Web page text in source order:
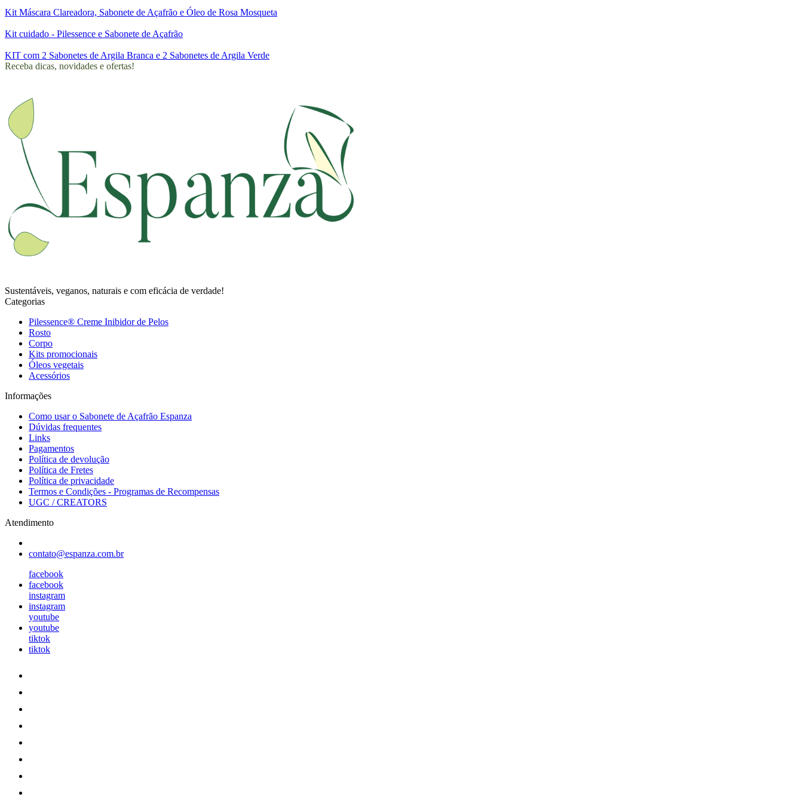
Kit Máscara Clareadora, Sabonete de Açafrão e Óleo de Rosa Mosqueta
Kit cuidado - Pilessence e Sabonete de Açafrão
KIT com 2 Sabonetes de Argila Branca e 2 Sabonetes de Argila Verde
Receba dicas, novidades e ofertas!
Sustentáveis, veganos, naturais e com eficácia de verdade!
Categorias
Pilessence® Creme Inibidor de Pelos
Rosto
Corpo
Kits promocionais
Óleos vegetais
Acessórios
Informações
Como usar o Sabonete de Açafrão Espanza
Dúvidas frequentes
Links
Pagamentos
Política de devolução
Política de Fretes
Política de privacidade
Termos e Condições - Programas de Recompensas
UGC / CREATORS
Atendimento
contato@espanza.com.br
facebook
facebook
instagram
instagram
youtube
youtube
tiktok
tiktok